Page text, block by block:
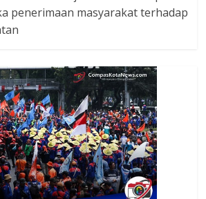
penerimaan masyarakat terhadap